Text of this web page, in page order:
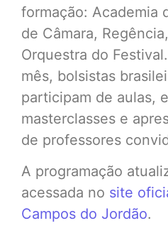
formação: Academia
de Câmara,
Orquestra do
mês, bolsistas
participam de aulas,
masterclasses e
de professores
A programação
acessada no site
Campos do Jordão.